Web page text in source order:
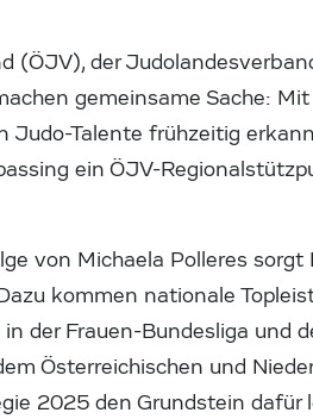
(ÖJV), der
gemeinsame Sache:
Judo-Talente frühzeitig
ein ÖJV-
von Michaela Polleres
kommen nationale
der Frauen-Bundesliga und
Österreichischen und
2025 den Grundstein dafür